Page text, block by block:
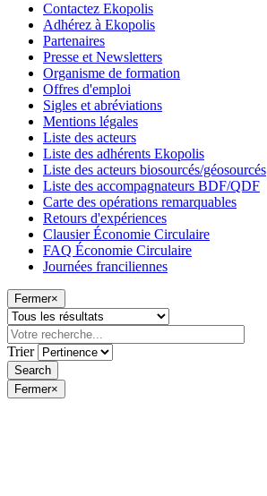
Contactez Ekopolis
Adhérez à Ekopolis
Partenaires
Presse et Newsletters
Organisme de formation
Offres d'emploi
Sigles et abréviations
Mentions légales
Liste des acteurs
Liste des adhérents Ekopolis
Liste des acteurs biosourcés/géosourcés
Liste des accompagnateurs BDF/QDF
Carte des opérations remarquables
Retours d'expériences
Clausier Économie Circulaire
FAQ Économie Circulaire
Journées franciliennes
Fermer×
Trier
Fermer×